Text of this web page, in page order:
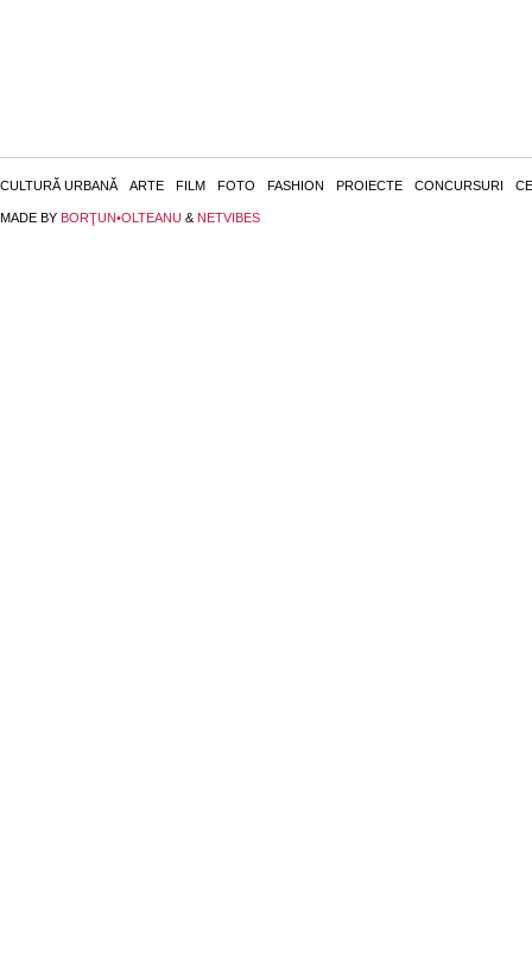
CULTURĂ URBANĂ ARTE FILM FOTO FASHION PROIECTE CONCURSURI
MADE BY BORŢUN•OLTEANU & NETVIBES